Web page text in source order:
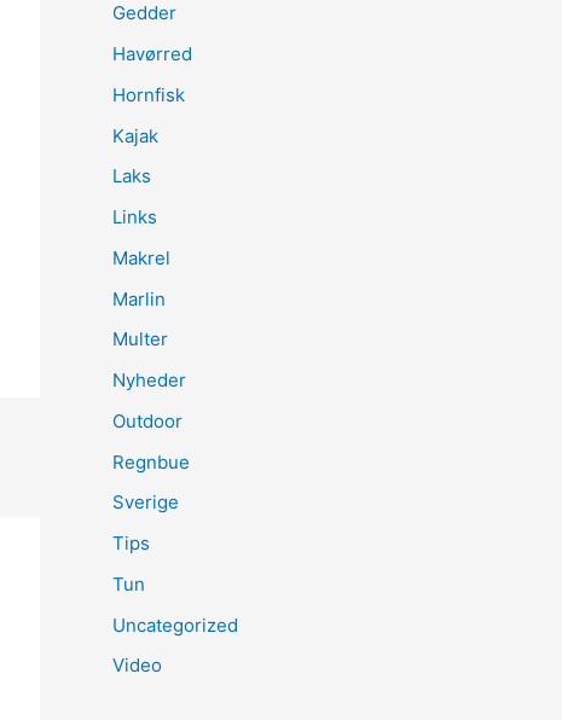
Gedder
Havørred
Hornfisk
Kajak
Laks
Links
Makrel
Marlin
Multer
Nyheder
Outdoor
Regnbue
Sverige
Tips
Tun
Uncategorized
Video